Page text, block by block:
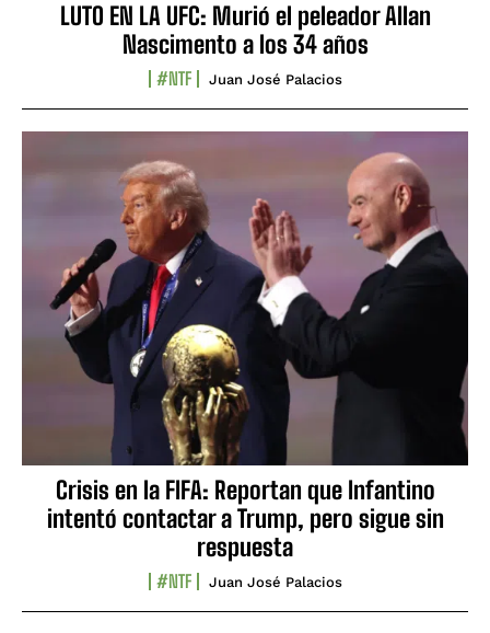
LUTO EN LA UFC: Murió el peleador Allan
Nascimento a los 34 años
#NTF Juan José Palacios
Crisis en la FIFA: Reportan que Infantino
intentó contactar a Trump, pero sigue sin
respuesta
#NTF Juan José Palacios